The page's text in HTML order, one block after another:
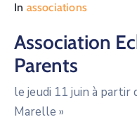
In associations
Association
Parents
le jeudi 11 juin à partir
Marelle »